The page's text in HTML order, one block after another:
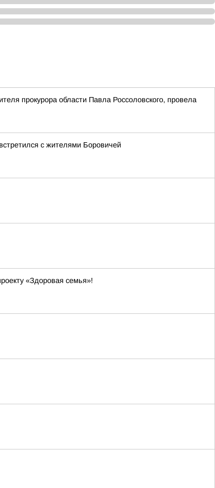
прокурора области Павла Россоловского, провела
с жителями Боровичей
«Здоровая семья»!